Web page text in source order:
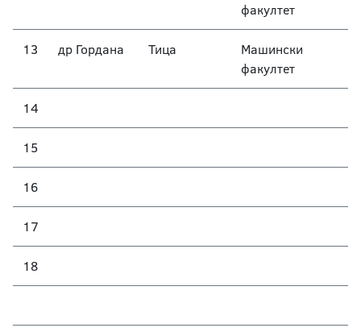
факултет
13 др Гордана Тица
Машински
факултет
14
15
16
17
18